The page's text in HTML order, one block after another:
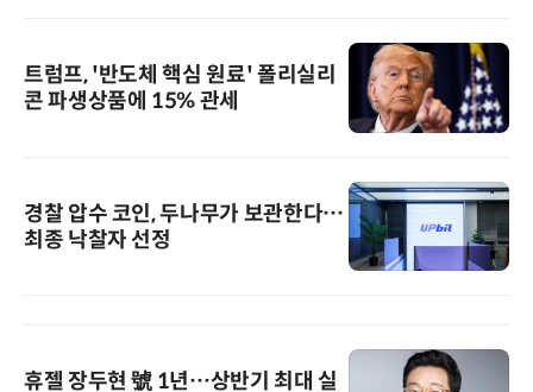
트럼프, '반도체 핵심 원료' 폴리실리
콘 파생상품에 15% 관세
경찰 압수 코인, 두나무가 보관한다…
최종 낙찰자 선정
휴젤 장두현 號 1년…상반기 최대 실